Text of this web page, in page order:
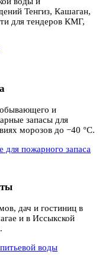
Тенгиз, Кашаган,
для тендеров КМГ,
и
запасы для
морозов до −40 °C.
для пожарного запаса
дач и гостиниц в
и в Иссыкской
воды